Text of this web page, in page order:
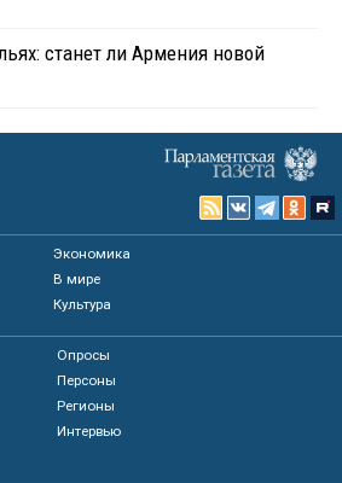
станет ли Армения новой
Экономика
В мире
Культура
Опросы
Персоны
Регионы
Интервью